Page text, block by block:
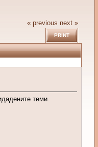
« previous next »
PRINT
теми.